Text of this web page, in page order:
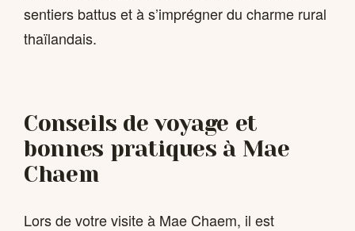
sentiers battus et à s’imprégner du charme rural
thaïlandais.
Conseils de voyage et
bonnes pratiques à Mae
Chaem
Lors de votre visite à Mae Chaem, il est